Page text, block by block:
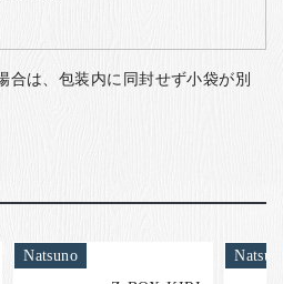
合は、包装内に同封せず小袋が別
Natsuno